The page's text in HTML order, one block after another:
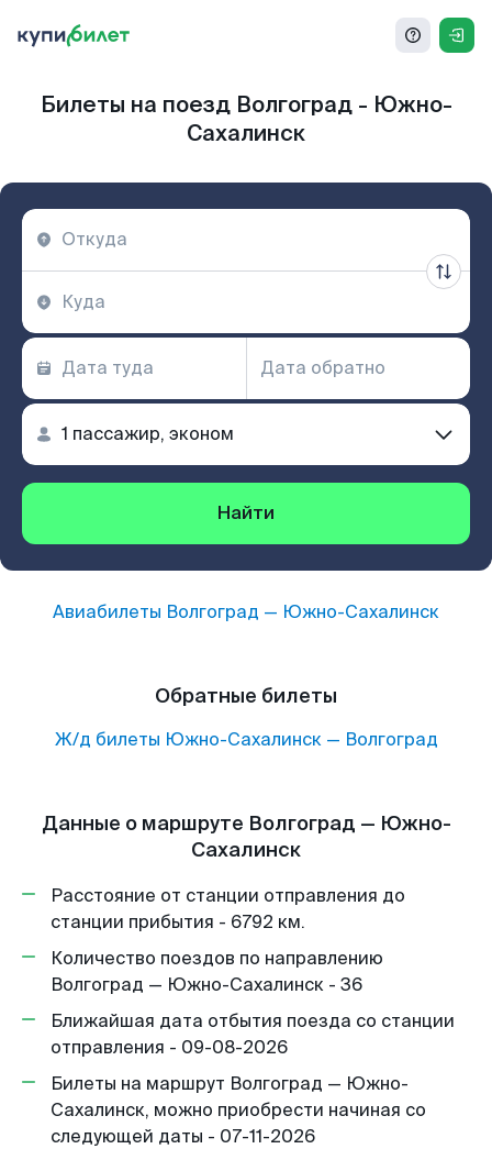
Билеты на поезд Волгоград - Южно-
Сахалинск
Найти
Авиабилеты Волгоград — Южно-Сахалинск
Обратные билеты
Ж/д билеты Южно-Сахалинск— Волгоград
Данные о маршруте Волгоград — Южно-
Сахалинск
Расстояние от станции отправления до
станции прибытия - 6792 км.
Количество поездов по направлению
Волгоград — Южно-Сахалинск - 36
Ближайшая дата отбытия поезда со станции
отправления - 09-08-2026
Билеты на маршрут Волгоград — Южно-
Сахалинск, можно приобрести начиная со
следующей даты - 07-11-2026